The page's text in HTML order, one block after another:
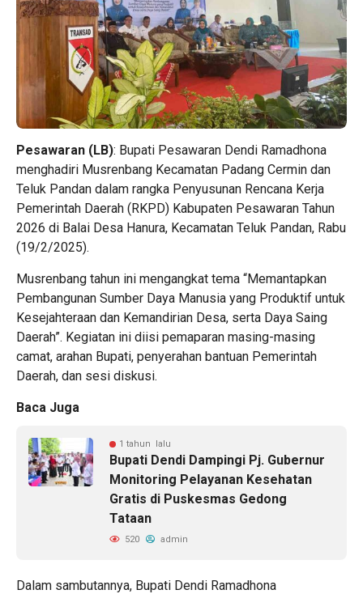
‎Pesawaran (LB): Bupati Pesawaran Dendi Ramadhona
menghadiri Musrenbang Kecamatan Padang Cermin dan
Teluk Pandan dalam rangka Penyusunan Rencana Kerja
Pemerintah Daerah (RKPD) Kabupaten Pesawaran Tahun
2026 di Balai Desa Hanura, Kecamatan Teluk Pandan, Rabu
(19/2/2025).
‎Musrenbang tahun ini mengangkat tema “Memantapkan
Pembangunan Sumber Daya Manusia yang Produktif untuk
Kesejahteraan dan Kemandirian Desa, serta Daya Saing
Daerah”. Kegiatan ini diisi pemaparan masing-masing
camat, arahan Bupati, penyerahan bantuan Pemerintah
Daerah, dan sesi diskusi.
Baca Juga
1 tahun lalu
‎Bupati Dendi Dampingi Pj. Gubernur
Monitoring Pelayanan Kesehatan
Gratis di Puskesmas Gedong
Tataan
520 admin
‎Dalam sambutannya, Bupati Dendi Ramadhona